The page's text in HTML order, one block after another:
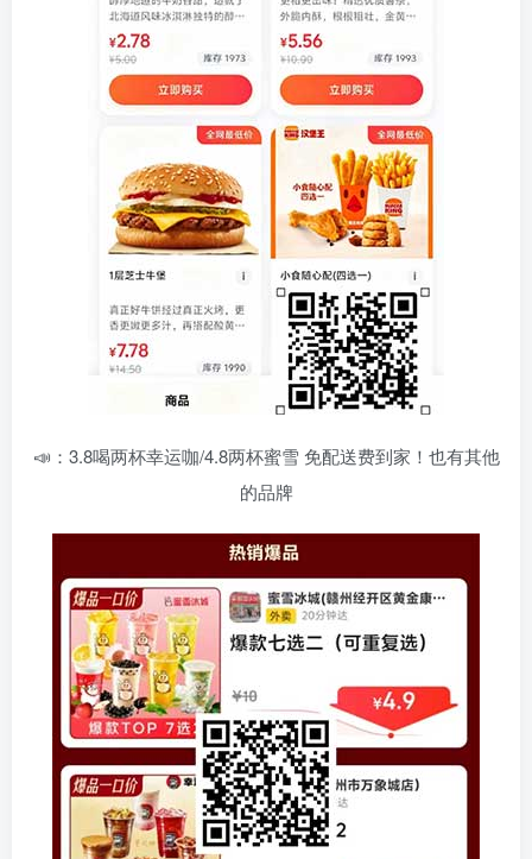
📣：3.8喝两杯幸运咖/4.8两杯蜜雪 免配送费到家！也有其他
的品牌